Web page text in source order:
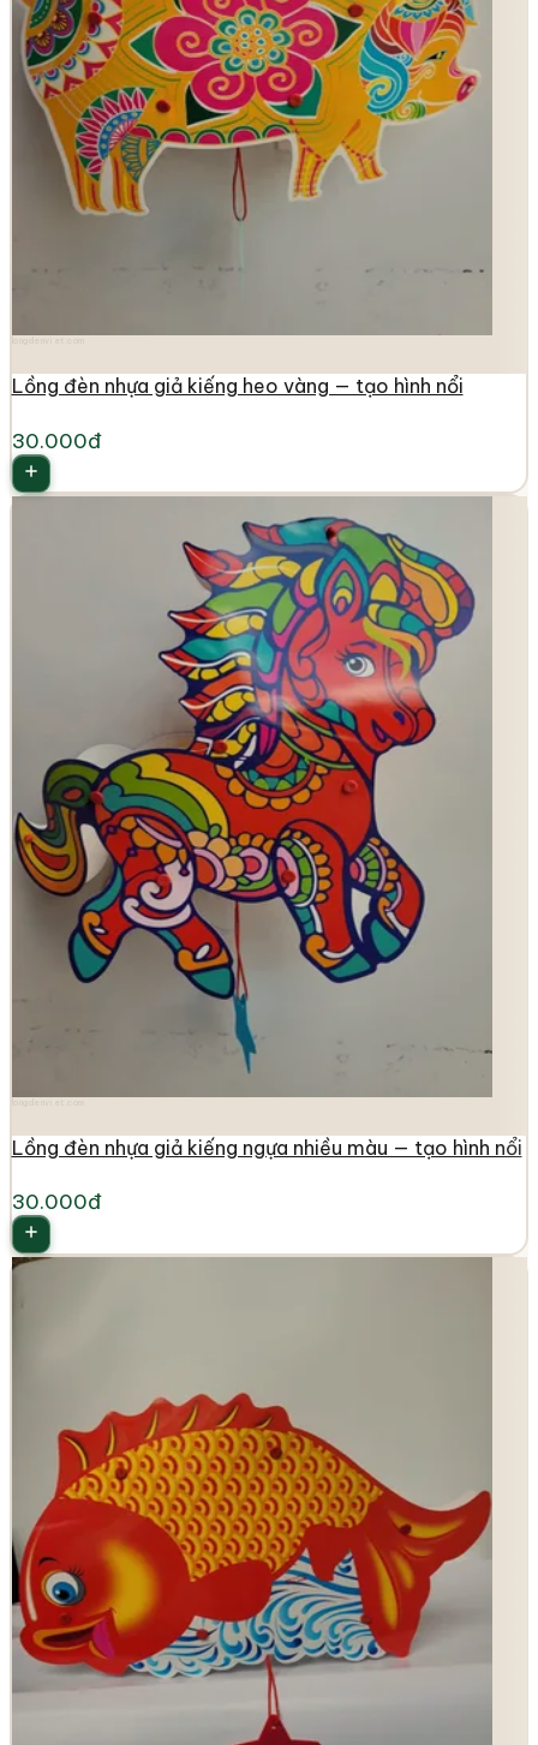
Lồng đèn nhựa giả kiếng heo vàng — tạo hình nổi
30.000đ
Lồng đèn nhựa giả kiếng ngựa nhiều màu — tạo hình nổi
30.000đ